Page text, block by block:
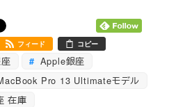
フィード コピー
Apple銀座
Pro 13 Ultimateモデル
在庫